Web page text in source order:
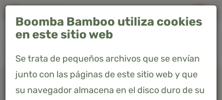
Home Productos Sábana ajustable - Space Blue - Premium
Boomba Bamboo utiliza cookies
en este sitio web
Se trata de pequeños archivos que se envían
junto con las páginas de este sitio web y que
su navegador almacena en el disco duro de su